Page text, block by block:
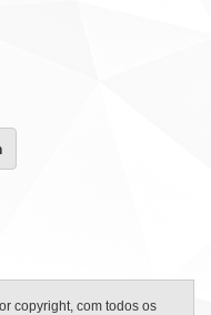
copyright, com todos os